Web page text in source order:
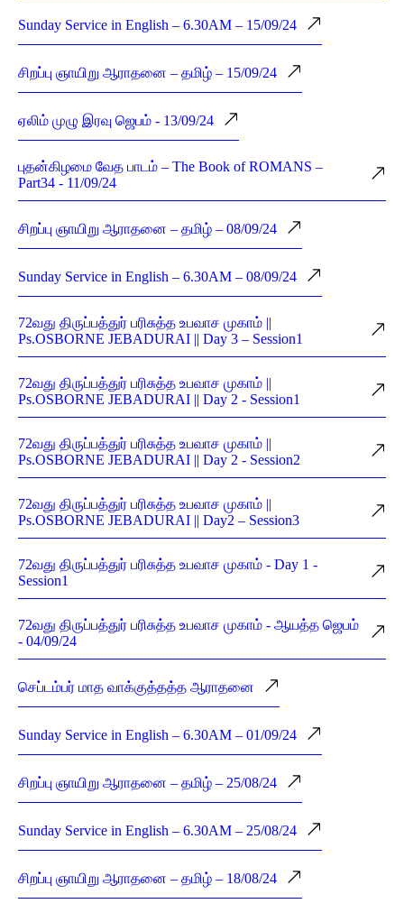
Sunday Service in English – 6.30AM – 15/09/24
சிறப்பு ஞாயிறு ஆராதனை – தமிழ் – 15/09/24
ஏலிம் முழு இரவு ஜெபம் - 13/09/24
புதன்கிழமை வேத பாடம் – The Book of ROMANS –
Part34 - 11/09/24
சிறப்பு ஞாயிறு ஆராதனை – தமிழ் – 08/09/24
Sunday Service in English – 6.30AM – 08/09/24
72வது திருப்பத்துர் பரிசுத்த உபவாச முகாம் ||
Ps.OSBORNE JEBADURAI || Day 3 – Session1
72வது திருப்பத்துர் பரிசுத்த உபவாச முகாம் ||
Ps.OSBORNE JEBADURAI || Day 2 - Session1
72வது திருப்பத்துர் பரிசுத்த உபவாச முகாம் ||
Ps.OSBORNE JEBADURAI || Day 2 - Session2
72வது திருப்பத்துர் பரிசுத்த உபவாச முகாம் ||
Ps.OSBORNE JEBADURAI || Day2 – Session3
72வது திருப்பத்துர் பரிசுத்த உபவாச முகாம் - Day 1 -
Session1
72வது திருப்பத்துர் பரிசுத்த உபவாச முகாம் - ஆயத்த ஜெபம்
- 04/09/24
செப்டம்பர் மாத வாக்குத்தத்த ஆராதனை
Sunday Service in English – 6.30AM – 01/09/24
சிறப்பு ஞாயிறு ஆராதனை – தமிழ் – 25/08/24
Sunday Service in English – 6.30AM – 25/08/24
சிறப்பு ஞாயிறு ஆராதனை – தமிழ் – 18/08/24